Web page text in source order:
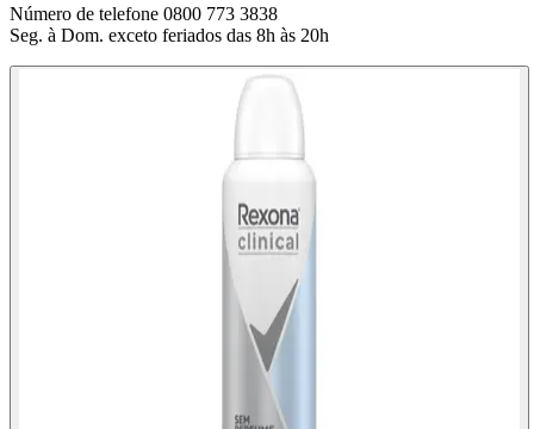
Número de telefone 0800 773 3838
Seg. à Dom. exceto feriados das 8h às 20h